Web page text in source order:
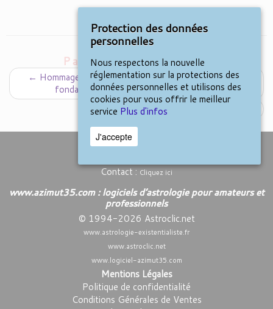
Parcourir les billets
← Hommage à un esprit libre : Jean-Pierre Nicola et la
fondation de l’Astrologie Conditionaliste
Contact : Cliquez ici
www.azimut35.com : logiciels d’astrologie pour amateurs et
professionnels
© 1994-2026 Astroclic.net
www.astrologie-existentialiste.fr
www.astroclic.net
www.logiciel-azimut35.com
Mentions Légales
Politique de confidentialité
Conditions Générales de Ventes
Protection des données
personnelles
Nous respectons la nouvelle
réglementation sur la protections des
données personnelles et utilisons des
cookies pour vous offrir le meilleur
service Plus d'infos
J'accepte